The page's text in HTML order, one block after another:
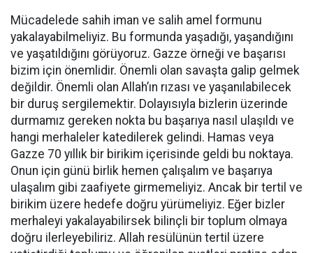
Mücadelede sahih iman ve salih amel formunu
yakalayabilmeliyiz. Bu formunda yaşadığı, yaşandığını
ve yaşatıldığını görüyoruz. Gazze örneği ve başarısı
bizim için önemlidir. Önemli olan savaşta galip gelmek
değildir. Önemli olan Allah’ın rızası ve yaşanılabilecek
bir duruş sergilemektir. Dolayısıyla bizlerin üzerinde
durmamız gereken nokta bu başarıya nasıl ulaşıldı ve
hangi merhaleler katedilerek gelindi. Hamas veya
Gazze 70 yıllık bir birikim içerisinde geldi bu noktaya.
Onun için günü birlik hemen çalışalım ve başarıya
ulaşalım gibi zaafiyete girmemeliyiz. Ancak bir tertil ve
birikim üzere hedefe doğru yürümeliyiz. Eğer bizler
merhaleyi yakalayabilirsek bilinçli bir toplum olmaya
doğru ilerleyebiliriz. Allah resülünün tertil üzere